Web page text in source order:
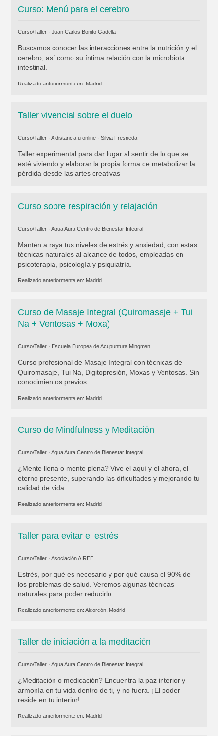
Curso: Menú para el cerebro
Curso/Taller · Juan Carlos Bonito Gadella
Buscamos conocer las interacciones entre la nutrición y el
cerebro, así como su íntima relación con la microbiota
intestinal.
Realizado anteriormente en: Madrid
Taller vivencial sobre el duelo
Curso/Taller · A distancia u online · Silvia Fresneda
Taller experimental para dar lugar al sentir de lo que se
esté viviendo y elaborar la propia forma de metabolizar la
pérdida desde las artes creativas
Curso sobre respiración y relajación
Curso/Taller · Aqua Aura Centro de Bienestar Integral
Mantén a raya tus niveles de estrés y ansiedad, con estas
técnicas naturales al alcance de todos, empleadas en
psicoterapia, psicología y psiquiatría.
Realizado anteriormente en: Madrid
Curso de Masaje Integral (Quiromasaje + Tui
Na + Ventosas + Moxa)
Curso/Taller · Escuela Europea de Acupuntura Mingmen
Curso profesional de Masaje Integral con técnicas de
Quiromasaje, Tui Na, Digitopresión, Moxas y Ventosas. Sin
conocimientos previos.
Realizado anteriormente en: Madrid
Curso de Mindfulness y Meditación
Curso/Taller · Aqua Aura Centro de Bienestar Integral
¿Mente llena o mente plena? Vive el aquí y el ahora, el
eterno presente, superando las dificultades y mejorando tu
calidad de vida.
Realizado anteriormente en: Madrid
Taller para evitar el estrés
Curso/Taller · Asociación AIREE
Estrés, por qué es necesario y por qué causa el 90% de
los problemas de salud. Veremos algunas técnicas
naturales para poder reducirlo.
Realizado anteriormente en: Alcorcón, Madrid
Taller de iniciación a la meditación
Curso/Taller · Aqua Aura Centro de Bienestar Integral
¿Meditación o medicación? Encuentra la paz interior y
armonía en tu vida dentro de ti, y no fuera. ¡El poder
reside en tu interior!
Realizado anteriormente en: Madrid